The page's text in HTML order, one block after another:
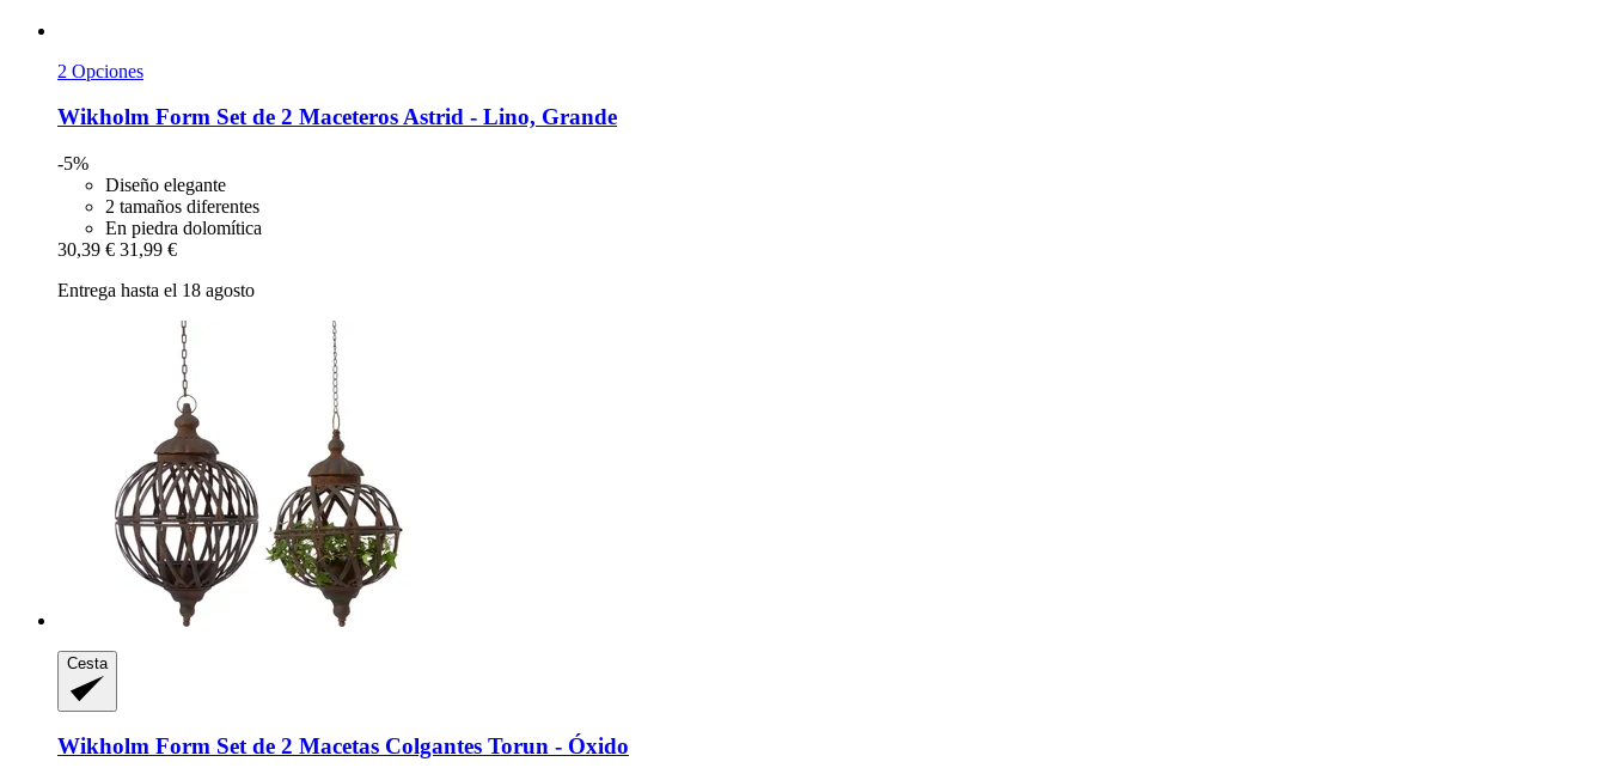
2 Opciones
Wikholm Form Set de 2 Maceteros Astrid -​ Lino, Grande
-5%
Diseño elegante
2 tamaños diferentes
En piedra dolomítica
30,39 € 31,99 €
Entrega hasta el 18 agosto
Cesta
Wikholm Form Set de 2 Macetas Colgantes Torun -​ Óxido